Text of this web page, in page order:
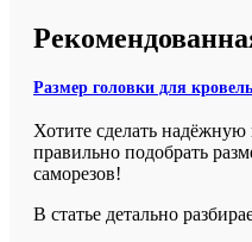
Размер головки для
Хотите сделать
правильно подобрать
саморезов!
В статье детально